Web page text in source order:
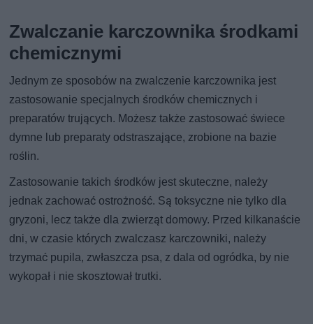
Zwalczanie karczownika środkami
chemicznymi
Jednym ze sposobów na zwalczenie karczownika jest
zastosowanie specjalnych środków chemicznych i
preparatów trujących. Możesz także zastosować świece
dymne lub preparaty odstraszające, zrobione na bazie
roślin.
Zastosowanie takich środków jest skuteczne, należy
jednak zachować ostrożność. Są toksyczne nie tylko dla
gryzoni, lecz także dla zwierząt domowy. Przed kilkanaście
dni, w czasie których zwalczasz karczowniki, należy
trzymać pupila, zwłaszcza psa, z dala od ogródka, by nie
wykopał i nie skosztował trutki.